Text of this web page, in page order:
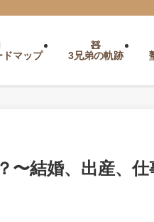
ドマップ 3兄弟の軌跡
〜結婚、出産、仕